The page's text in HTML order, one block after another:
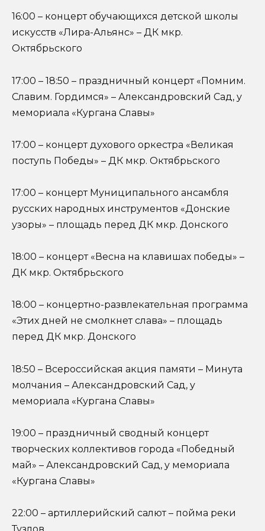
16:00 – концерт обучающихся детской школы
искусств «Лира-Альянс» – ДК мкр.
Октябрьского
17:00 – 18:50 – праздничный концерт «Помним.
Славим. Гордимся» – Александровский Сад, у
мемориала «Кургана Славы»
17:00 – концерт духового оркестра «Великая
поступь Победы» – ДК мкр. Октябрьского
17:00 – концерт Муниципального ансамбля
русских народных инструментов «Донские
узоры» – площадь перед ДК мкр. Донского
18:00 – концерт «Весна на клавишах победы» –
ДК мкр. Октябрьского
18:00 – концертно-развлекательная программа
«Этих дней не смолкнет слава» – площадь
перед ДК мкр. Донского
18:50 – Всероссийская акция памяти – Минута
молчания – Александровский Сад, у
мемориала «Кургана Славы»
19:00 – праздничный сводный концерт
творческих коллективов города «Победный
май» – Александровский Сад, у мемориала
«Кургана Славы»
22:00 – артиллерийский салют – пойма реки